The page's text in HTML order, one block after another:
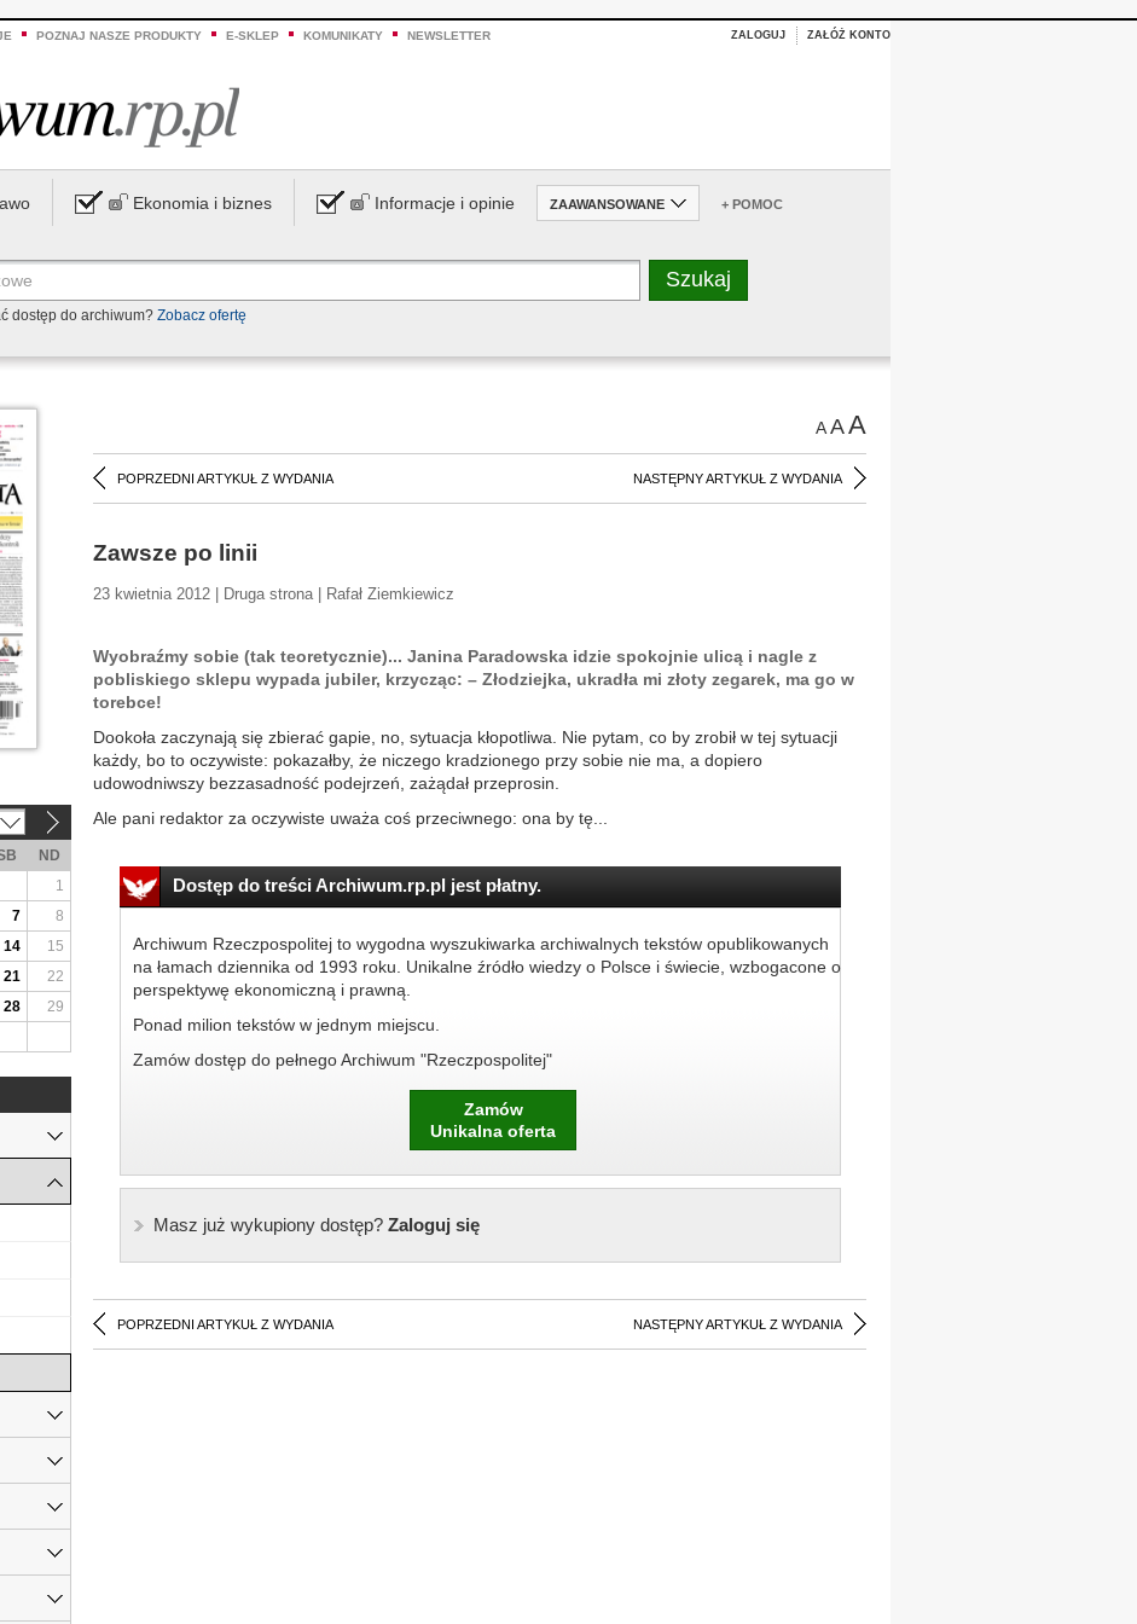
POZNAJ NASZE PRODUKTY E-SKLEP KOMUNIKATY NEWSLETTER ZALOGUJ ZAŁÓŻ KONTO
Ekonomia i biznes Informacje i opinie ZAAWANSOWANE + POMOC
dostęp do archiwum? Zobacz ofertę
AAA
POPRZEDNI ARTYKUŁ Z WYDANIA NASTĘPNY ARTYKUŁ Z WYDANIA
Zawsze po linii
23 kwietnia 2012 | Druga strona | Rafał Ziemkiewicz
Wyobraźmy sobie (tak teoretycznie)... Janina Paradowska idzie spokojnie ulicą i nagle z
pobliskiego sklepu wypada jubiler, krzycząc: – Złodziejka, ukradła mi złoty zegarek, ma go w
torebce!
Dookoła zaczynają się zbierać gapie, no, sytuacja kłopotliwa. Nie pytam, co by zrobił w tej sytuacji
każdy, bo to oczywiste: pokazałby, że niczego kradzionego przy sobie nie ma, a dopiero
udowodniwszy bezzasadność podejrzeń, zażądał przeprosin.
Ale pani redaktor za oczywiste uważa coś przeciwnego: ona by tę...
Dostęp do treści Archiwum.rp.pl jest płatny.
Archiwum Rzeczpospolitej to wygodna wyszukiwarka archiwalnych tekstów opublikowanych
na łamach dziennika od 1993 roku. Unikalne źródło wiedzy o Polsce i świecie, wzbogacone o
perspektywę ekonomiczną i prawną.
Ponad milion tekstów w jednym miejscu.
Zamów dostęp do pełnego Archiwum "Rzeczpospolitej"
Zamów
Unikalna oferta
Masz już wykupiony dostęp?Zaloguj się
POPRZEDNI ARTYKUŁ Z WYDANIA NASTĘPNY ARTYKUŁ Z WYDANIA
ND
1
7
8
14
15
21
22
28
29